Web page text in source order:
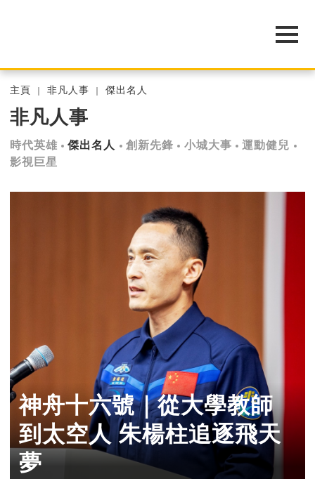
主頁 非凡人事 傑出名人
非凡人事
時代英雄 傑出名人 創新先鋒 小城大事
運動健兒
影視巨星
神舟十六號｜從大學教師
到太空人 朱楊柱追逐飛天
夢